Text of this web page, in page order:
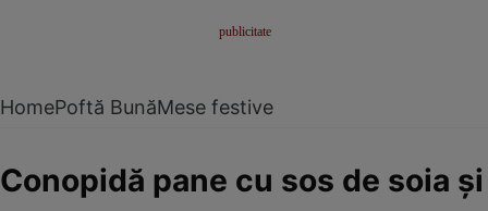
HomePoftă BunăMese festive
Conopidă pane cu sos de soia